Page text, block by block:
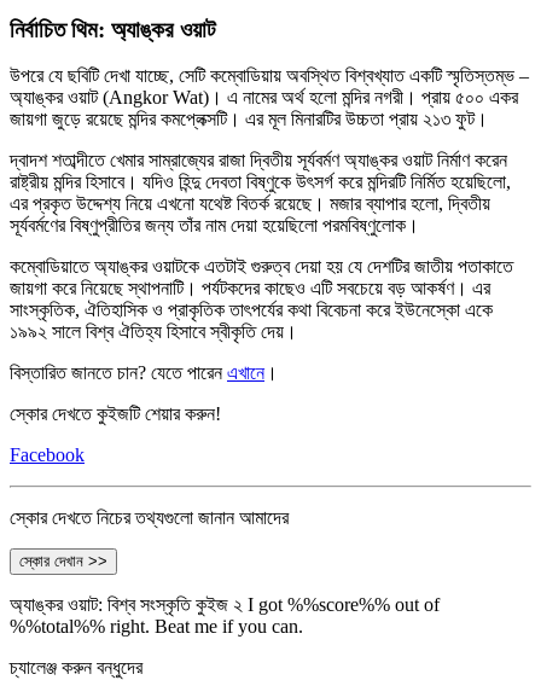
নির্বাচিত থিম: অ্যাঙ্কর ওয়াট
উপরে যে ছবিটি দেখা যাচ্ছে, সেটি কম্বোডিয়ায় অবস্থিত বিশ্বখ্যাত একটি স্মৃতিস্তম্ভ –
অ্যাঙ্কর ওয়াট (Angkor Wat)। এ নামের অর্থ হলো মন্দির নগরী। প্রায় ৫০০ একর
জায়গা জুড়ে রয়েছে মন্দির কমপ্লেক্সটি। এর মূল মিনারটির উচ্চতা প্রায় ২১৩ ফুট।
দ্বাদশ শতাব্দীতে খেমার সাম্রাজ্যের রাজা দ্বিতীয় সূর্যবর্মণ অ্যাঙ্কর ওয়াট নির্মাণ করেন
রাষ্ট্রীয় মন্দির হিসাবে। যদিও হিন্দু দেবতা বিষ্ণুকে উৎসর্গ করে মন্দিরটি নির্মিত হয়েছিলো,
এর প্রকৃত উদ্দেশ্য নিয়ে এখনো যথেষ্ট বিতর্ক রয়েছে। মজার ব্যাপার হলো, দ্বিতীয়
সূর্যবর্মণের বিষ্ণুপ্রীতির জন্য তাঁর নাম দেয়া হয়েছিলো পরমবিষ্ণুলোক।
কম্বোডিয়াতে অ্যাঙ্কর ওয়াটকে এতটাই গুরুত্ব দেয়া হয় যে দেশটির জাতীয় পতাকাতে
জায়গা করে নিয়েছে স্থাপনাটি। পর্যটকদের কাছেও এটি সবচেয়ে বড় আকর্ষণ। এর
সাংস্কৃতিক, ঐতিহাসিক ও প্রাকৃতিক তাৎপর্যের কথা বিবেচনা করে ইউনেস্কো একে
১৯৯২ সালে বিশ্ব ঐতিহ্য হিসাবে স্বীকৃতি দেয়।
বিস্তারিত জানতে চান? যেতে পারেনএখানে।
স্কোর দেখতে কুইজটি শেয়ার করুন!
Facebook
স্কোর দেখতে নিচের তথ্যগুলো জানান আমাদের
স্কোর দেখান >>
অ্যাঙ্কর ওয়াট: বিশ্ব সংস্কৃতি কুইজ ২ I got %%score%% out of
%%total%% right. Beat me if you can.
চ্যালেঞ্জ করুন বন্ধুদের